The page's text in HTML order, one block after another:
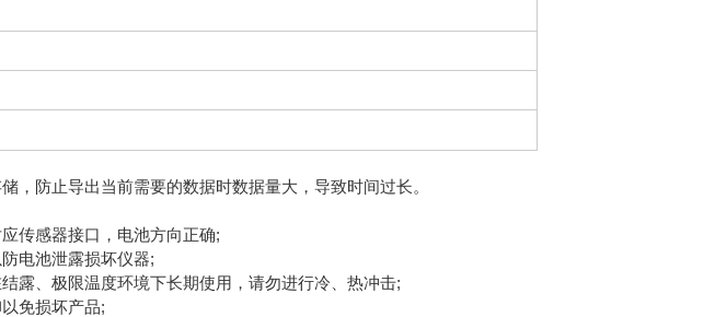
防止导出当前需要的数据时数据量大，导致时间过长。
传感器接口，电池方向正确;
电池泄露损坏仪器;
、极限温度环境下长期使用，请勿进行冷、热冲击;
免损坏产品;